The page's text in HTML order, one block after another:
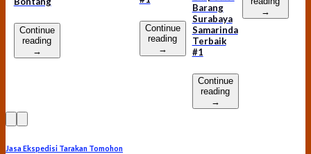
Continue
reading
→
Continue
reading
→
Barang
Surabaya
Samarinda
Terbaik
#1
Continue
reading
→
→
Jasa Ekspedisi Tarakan Tomohon